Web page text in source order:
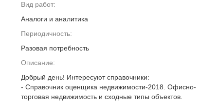
Вид работ:
Аналоги и аналитика
Периодичность:
Разовая потребность
Описание:
Добрый день! Интересуют справочники:
- Справочник оценщика недвижимости-2018. Офисно-
торговая недвижимость и сходные типы объектов.